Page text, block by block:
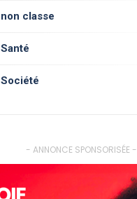
non classe
Santé
Société
- ANNONCE SPONSORISÉE -